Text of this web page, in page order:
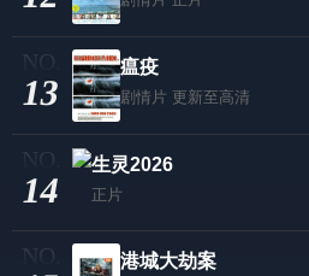
13
瘟疫
剧情片 更新至高清
14
生灵2026
正片
港城大劫案